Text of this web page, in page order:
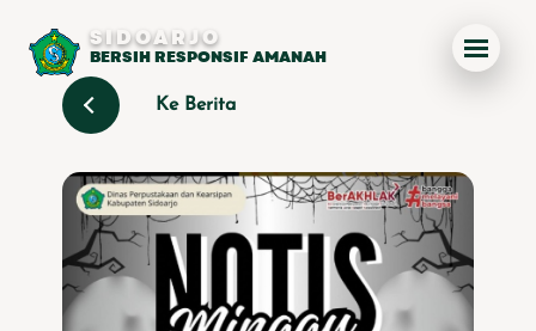
SIDOARJO
BERSIH RESPONSIF AMANAH
Ke Berita